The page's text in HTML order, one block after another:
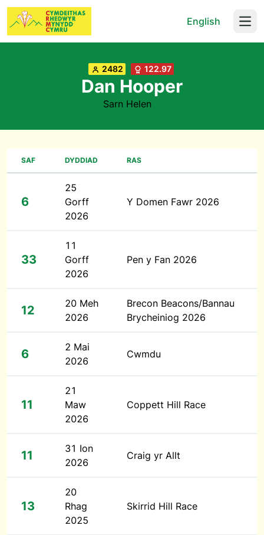
English
2482 122.97
Dan Hooper
Sarn Helen
SAF DYDDIAD RAS
6
25
Gorff
2026
Y Domen Fawr 2026
33
11
Gorff
2026
Pen y Fan 2026
12
20 Meh
2026
Brecon Beacons/Bannau
Brycheiniog 2026
6
2 Mai
2026
Cwmdu
11
21
Maw
2026
Coppett Hill Race
11
31 Ion
2026
Craig yr Allt
13
20
Rhag
2025
Skirrid Hill Race